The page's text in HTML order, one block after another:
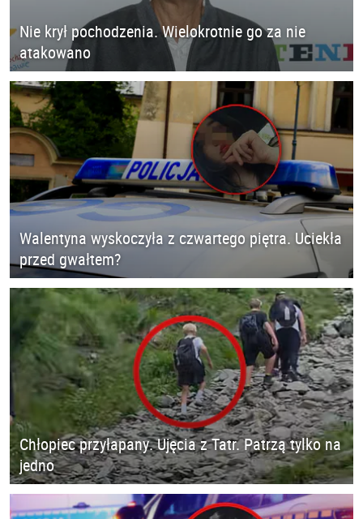
Nie krył pochodzenia. Wielokrotnie go za nie
atakowano
Walentyna wyskoczyła z czwartego piętra. Uciekła
przed gwałtem?
Chłopiec przyłapany. Ujęcia z Tatr. Patrzą tylko na
jedno